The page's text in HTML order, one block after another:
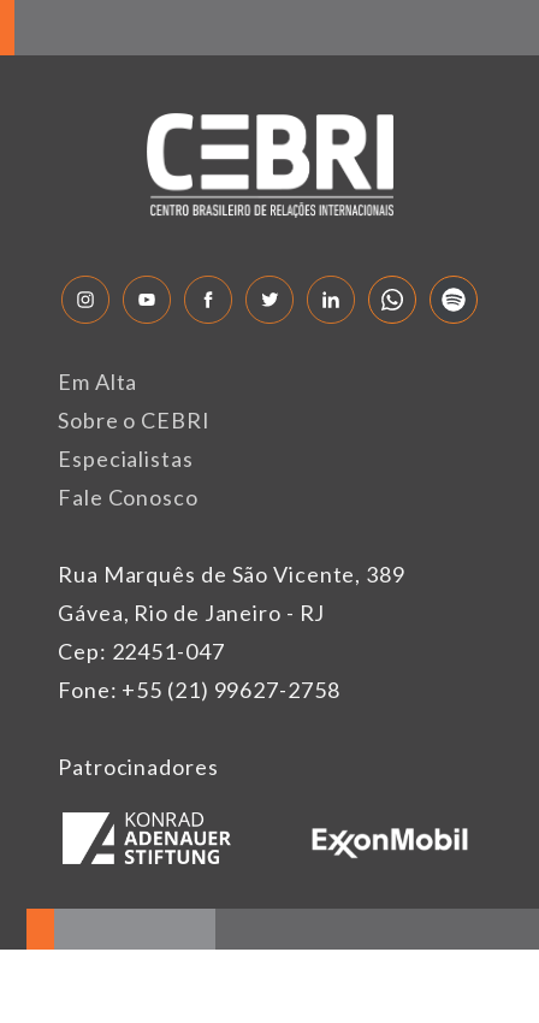
Rua Marquês de São Vicente, 389
Gávea, Rio de Janeiro - RJ
Cep: 22451-047
Fone: +55 (21) 99627-2758
Em Alta
Sobre o CEBRI
Especialistas
Fale Conosco
Patrocinadores